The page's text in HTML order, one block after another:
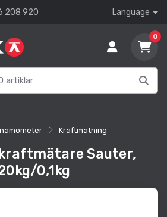
208 920 Language
0
Kraftmätning
Sauter,
0,1kg